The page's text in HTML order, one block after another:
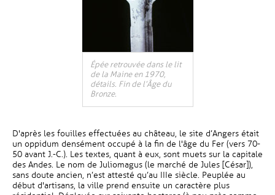
Épée retrouvée dans le lit
de la Maine en 1970,
détails. Fin de l’Âge du
Bronze.
D'après les fouilles effectuées au château, le site d’Angers était
un oppidum densément occupé à la fin de l'âge du Fer (vers 70-
50 avant J.-C.). Les textes, quant à eux, sont muets sur la capitale
des Andes. Le nom de Juliomagus (le marché de Jules [César]),
sans doute ancien, n’est attesté qu’au IIIe siècle. Peuplée au
début d'artisans, la ville prend ensuite un caractère plus